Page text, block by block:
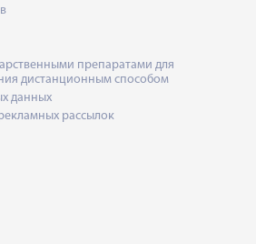
препаратами для
дистанционным способом
данных
рассылок